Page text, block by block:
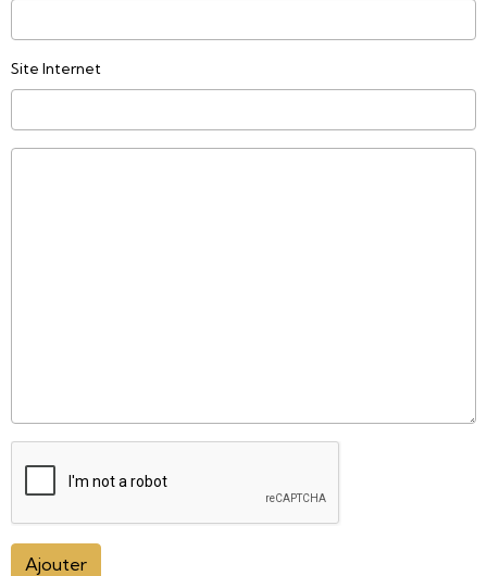
Site Internet
Ajouter